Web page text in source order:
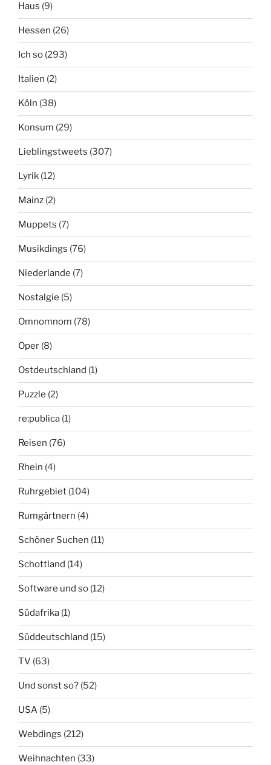
Haus (9)
Hessen (26)
Ich so (293)
Italien (2)
Köln (38)
Konsum (29)
Lieblingstweets (307)
Lyrik (12)
Mainz (2)
Muppets (7)
Musikdings (76)
Niederlande (7)
Nostalgie (5)
Omnomnom (78)
Oper (8)
Ostdeutschland (1)
Puzzle (2)
re:publica (1)
Reisen (76)
Rhein (4)
Ruhrgebiet (104)
Rumgärtnern (4)
Schöner Suchen (11)
Schottland (14)
Software und so (12)
Südafrika (1)
Süddeutschland (15)
TV (63)
Und sonst so? (52)
USA (5)
Webdings (212)
Weihnachten (33)